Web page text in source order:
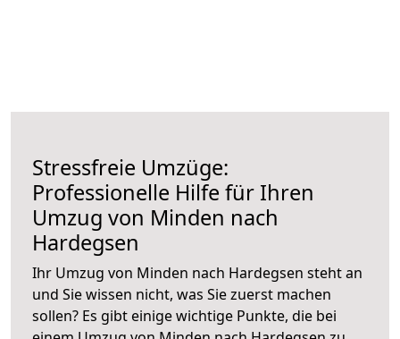
Stressfreie Umzüge:
Professionelle Hilfe für Ihren
Umzug von Minden nach
Hardegsen
Ihr Umzug von Minden nach Hardegsen steht an
und Sie wissen nicht, was Sie zuerst machen
sollen? Es gibt einige wichtige Punkte, die bei